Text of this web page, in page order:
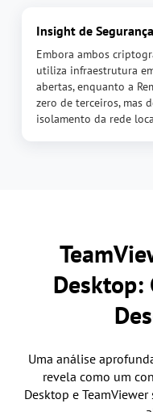
Insight de
Embora ambos
utiliza infraestrutura
abertas, enquanto a
zero de terceiros, mas
isolamento da rede
Desktop:
Uma análise
revela como um
Desktop e